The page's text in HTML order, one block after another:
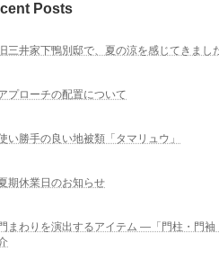
Posts
旧三井家下鴨別邸で、夏の涼を感じてきまし
プローチの配置について
い勝手の良い地被類「タマリュウ」
期休業日のお知らせ
門まわりを演出するアイテム ―「門柱・門袖